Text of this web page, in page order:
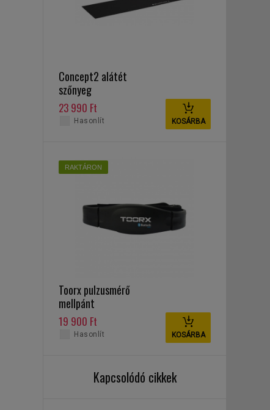
Concept2 alátét
szőnyeg
23 990 Ft
KOSÁRBA
Hasonlít
RAKTÁRON
Toorx pulzusmérő
mellpánt
Bluetooth/ANT+
19 900 Ft
KOSÁRBA
Hasonlít
Kapcsolódó cikkek